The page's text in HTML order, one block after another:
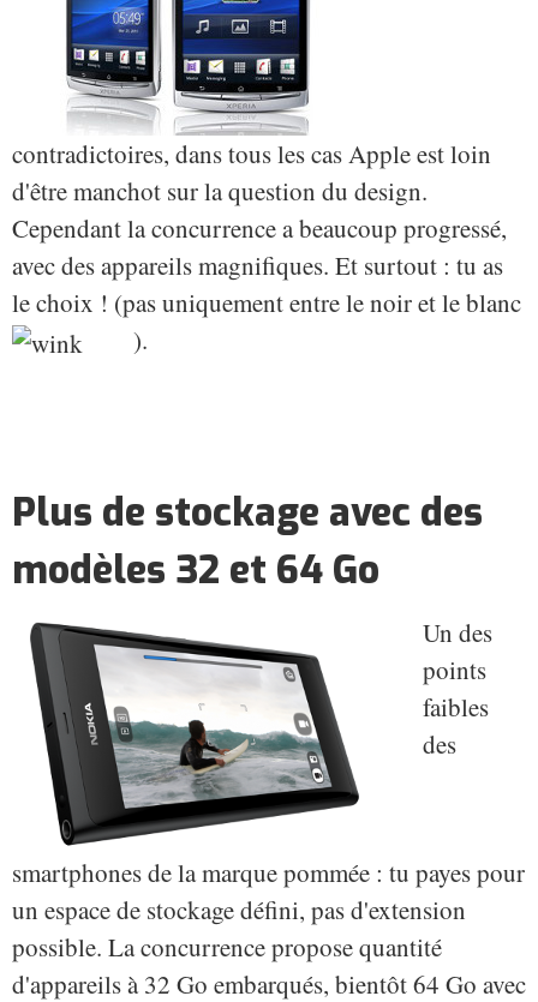
contradictoires, dans tous les cas Apple est loin
d'être manchot sur la question du design.
Cependant la concurrence a beaucoup progressé,
avec des appareils magnifiques. Et surtout : tu as
le choix ! (pas uniquement entre le noir et le blanc
).
Plus de stockage avec des
modèles 32 et 64 Go
Un des
points
faibles
des
smartphones de la marque pommée : tu payes pour
un espace de stockage défini, pas d'extension
possible. La concurrence propose quantité
d'appareils à 32 Go embarqués, bientôt 64 Go avec